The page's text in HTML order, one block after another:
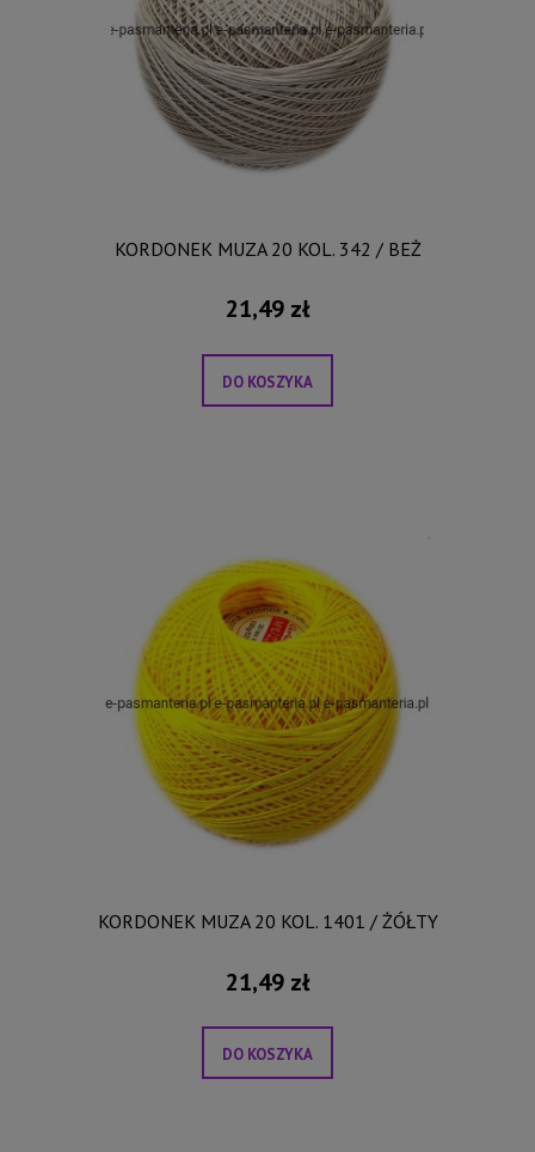
KORDONEK MUZA 20 KOL. 342 / BEŻ
21,49 zł
DO KOSZYKA
KORDONEK MUZA 20 KOL. 1401 / ŻÓŁTY
21,49 zł
DO KOSZYKA